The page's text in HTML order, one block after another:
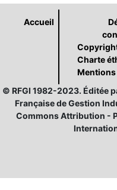
Accueil
Charte
Mentions
© RFGI 1982-2023. Éditée
Française de Gestion
Commons Attribution -